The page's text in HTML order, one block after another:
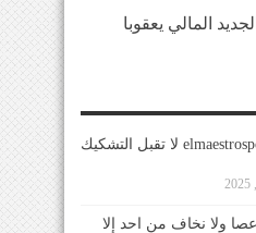
المالي يعقوبا
مصداقية elmaestrosport لا تقبل التشكيك
ولا نخاف من احد إلا